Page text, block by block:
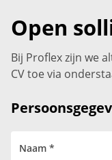
Open
Bij Proflex zijn we
CV toe via